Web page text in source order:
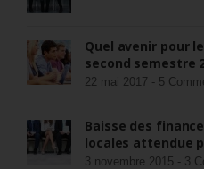
Quel avenir pour
second semestre
22 mai 2017 - 5
Baisse des
locales attendue
3 novembre 2015 - 3